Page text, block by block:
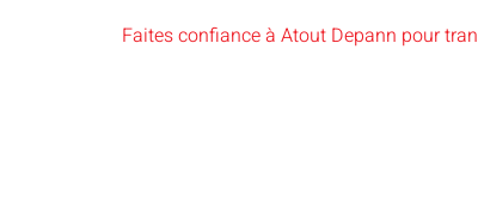
Faites confiance à Atout Depann pour